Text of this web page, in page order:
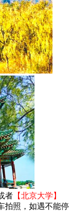
者 【北京大学】
拍照，如遇不能停